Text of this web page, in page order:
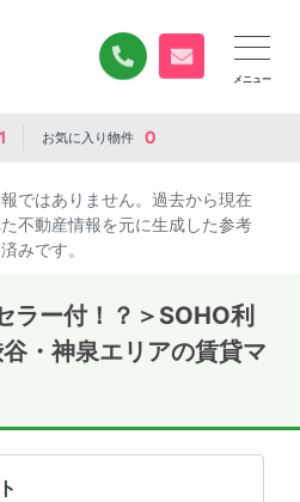
0120-840-834
無料お問い合
1 お気に入り物件 0
ではありません。過去から現在
不動産情報を元に生成した参考
みです。
ラー付！？＞SOHO利
・神泉エリアの賃貸マ